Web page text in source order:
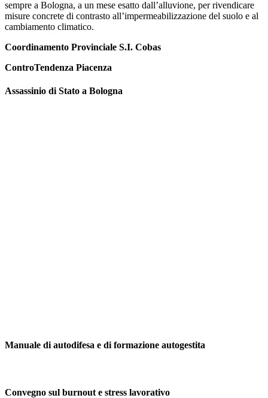
sempre a Bologna, a un mese esatto dall’alluvione, per rivendicare
misure concrete di contrasto all’impermeabilizzazione del suolo e al
cambiamento climatico.
Coordinamento Provinciale S.I. Cobas
ControTendenza Piacenza
Assassinio di Stato a Bologna
Manuale di autodifesa e di formazione autogestita
Convegno sul burnout e stress lavorativo